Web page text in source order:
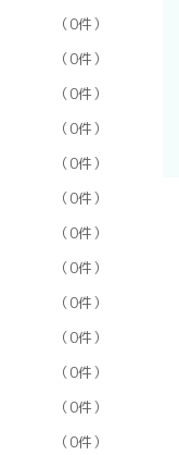
（0件）
（0件）
（0件）
（0件）
（0件）
（0件）
（0件）
（0件）
（0件）
（0件）
（0件）
（0件）
（0件）